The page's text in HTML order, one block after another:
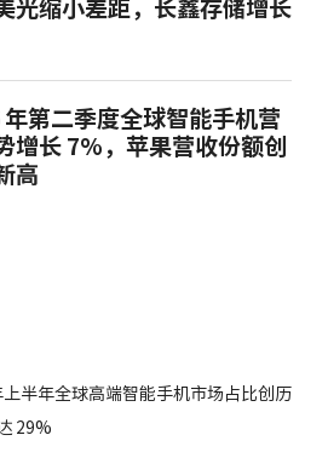
半年全球高端智能手机市场占比创历
29%